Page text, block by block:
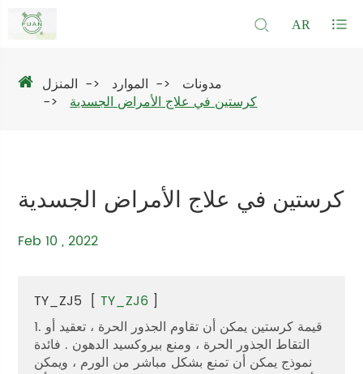
AR
المنزل الموارد
مدونات
كرستين في علاج الأمراض الجسدية
كرستين في علاج الأمراض الجسدية
Feb 10 , 2022
TY_ZJ5 [ TY_ZJ6 ]
1. قيمة كرستين يمكن أن تقاوم الجذور الحرة ، تعقيد أو
التقاط الجذور الحرة ، ومنع بيروكسيد الدهون . فائدة
نموذج يمكن أن تمنع بشكل مباشر من الورم ، ويمكن